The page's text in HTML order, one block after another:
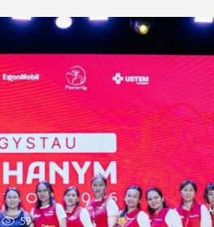
59